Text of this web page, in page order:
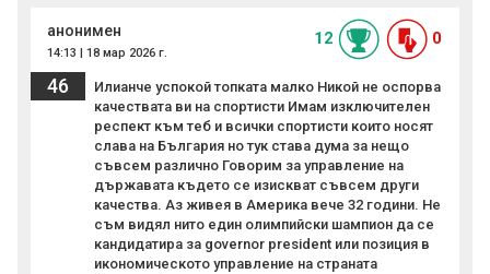
анонимен
14:13 | 18 мар 2026 г.
12 0
46
Илианче успокой топката малко Никой не оспорва
качествата ви на спортисти Имам изключителен
респект към теб и всички спортисти които носят
слава на България но тук става дума за нещо
съвсем различно Говорим за управление на
държавата където се изискват съвсем други
качества. Аз живея в Америка вече 32 години. Не
съм видял нито един олимпийски шампион да се
кандидатира за governor president или позиция в
икономическото управление на страната